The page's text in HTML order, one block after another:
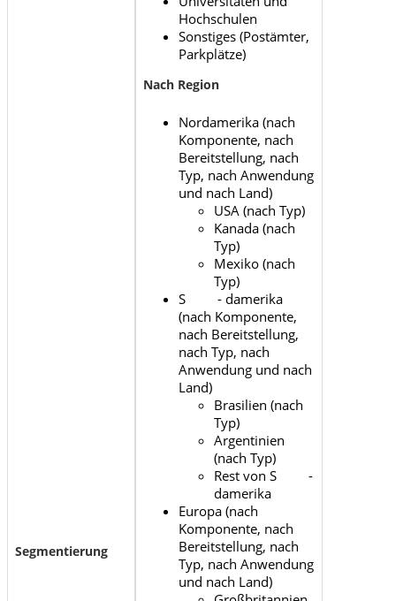
Segmentierung
Hochschulen
Sonstiges (Postämter,
Parkplätze)
Nach Region
Nordamerika (nach
Komponente, nach
Bereitstellung, nach
Typ, nach Anwendung
und nach Land)
USA (nach Typ)
Kanada (nach
Typ)
Mexiko (nach
Typ)
S - damerika
(nach Komponente,
nach Bereitstellung,
nach Typ, nach
Anwendung und nach
Land)
Brasilien (nach
Typ)
Argentinien
(nach Typ)
Rest von S -
damerika
Europa (nach
Komponente, nach
Bereitstellung, nach
Typ, nach Anwendung
und nach Land)